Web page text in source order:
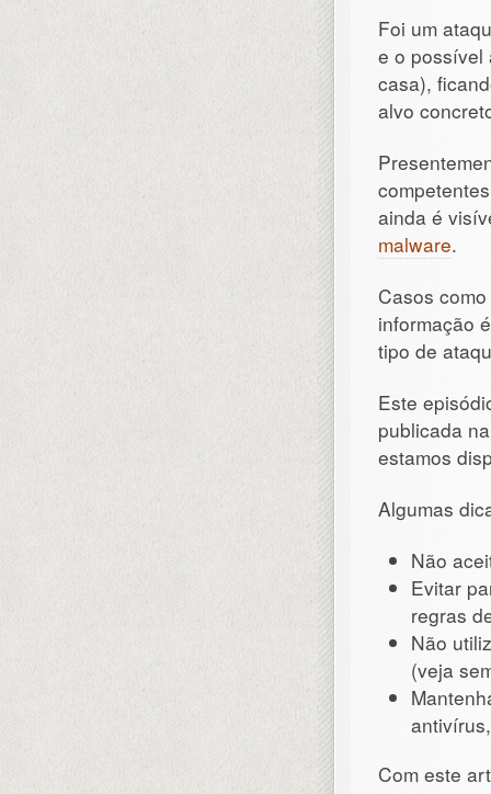
Foi um
e o possível
casa),
alvo
ainda é
malware.
Casos
informação
tipo de
Este
publicada
estamos
Algumas
Não
Evitar
regras
Não
(veja
Com este